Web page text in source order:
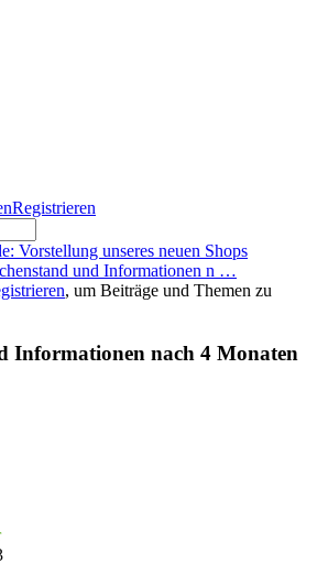
Registrieren
Vorstellung unseres neuen Shops
und Informationen n …
, um Beiträge und Themen zu
Informationen nach 4 Monaten